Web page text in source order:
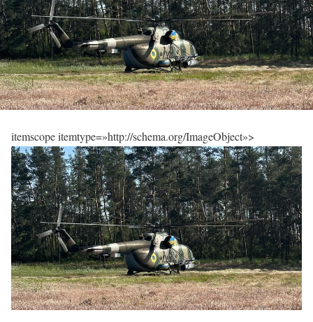
itemscope itemtype=»http://schema.org/ImageObject»>